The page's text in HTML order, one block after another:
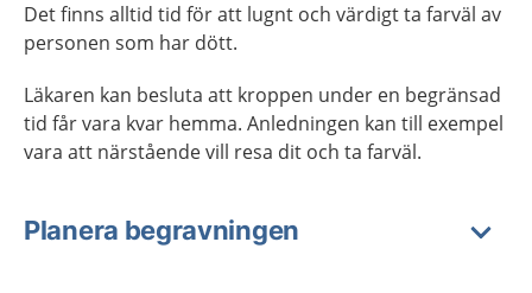
Det finns alltid tid för att lugnt och värdigt ta farväl av
personen som har dött.
Läkaren kan besluta att kroppen under en begränsad
tid får vara kvar hemma. Anledningen kan till exempel
vara att närstående vill resa dit och ta farväl.
Planera begravningen